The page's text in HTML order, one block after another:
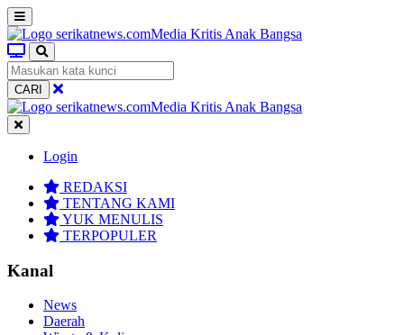
CARI
Login
REDAKSI
TENTANG KAMI
YUK MENULIS
TERPOPULER
Kanal
News
Daerah